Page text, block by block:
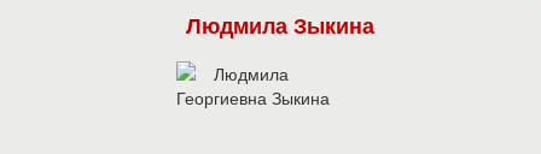
Людмила Зыкина